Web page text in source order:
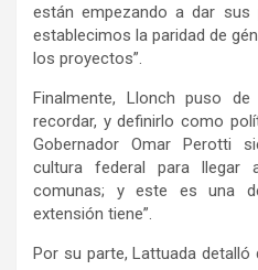
están empezando a dar sus
establecimos la paridad de
los proyectos”.
Finalmente, Llonch puso
recordar, y definirlo como
Gobernador Omar Perotti
cultura federal para
comunas; y este es una
extensión tiene”.
Por su parte, Lattuada detalló